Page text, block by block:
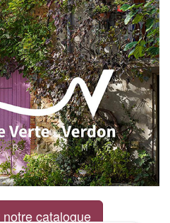
catalogue